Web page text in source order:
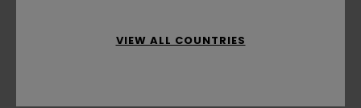
VIEW ALL COUNTRIES